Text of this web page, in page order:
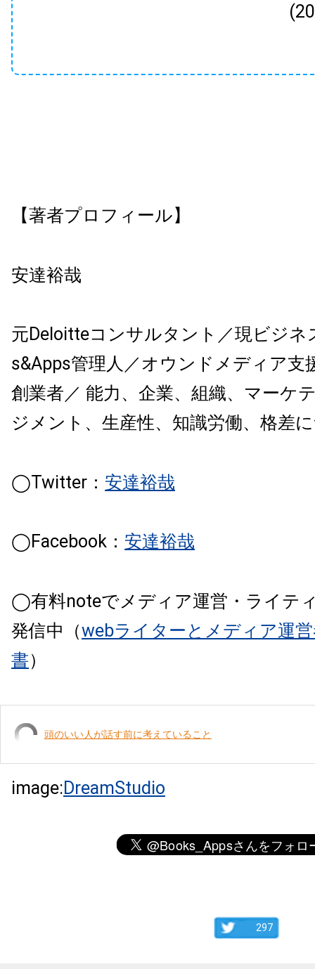
【著者プロフィール】
安達裕哉
元Deloitteコンサルタント／現ビジネ
s&Apps管理人／オウンドメディア支
創業者／ 能力、企業、組織、マーケ
ジメント、生産性、知識労働、格差
◯Twitter： 安達裕哉
◯Facebook： 安達裕哉
◯有料noteでメディア運営・ライテ
発信中（webライターとメディア運
書）
頭のいい人が話す前に考えていること
image:DreamStudio
297